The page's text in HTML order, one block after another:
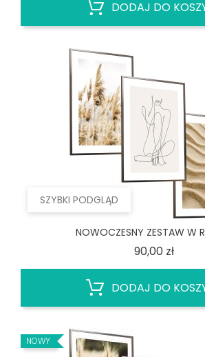
DODAJ DO
SZYBKI PODGLĄD
NOWOCZESNY ZESTAW W
90,00 złCena
DODAJ DO
NOWY